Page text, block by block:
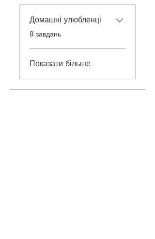
Домашні улюбленці
.8 завдань
Показати більше